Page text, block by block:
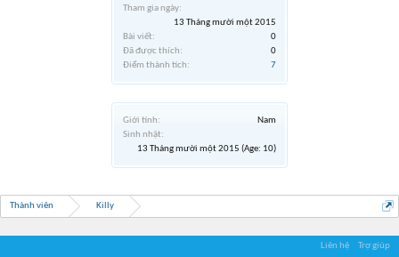
Tham gia ngày:
13 Tháng mười một 2015
Bài viết:
0
Đã được thích:
0
Điểm thành tích:
7
Giới tính:
Nam
Sinh nhật:
13 Tháng mười một 2015 (Age: 10)
Thành viên Killy
Liên hệ Trợ giúp